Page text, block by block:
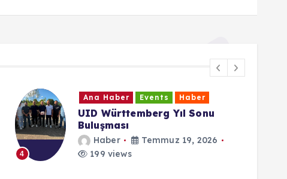
Ana Haber Events
Cumhurbaşkanı Erdoğan: “15
Temmuz direnişi dünya
demokrasi tarihi açısından
emsalsizdir”